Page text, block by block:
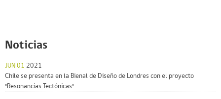
Noticias
JUN 01 2021
Chile se presenta en la Bienal de Diseño de Londres con el proyecto
"Resonancias Tectónicas"